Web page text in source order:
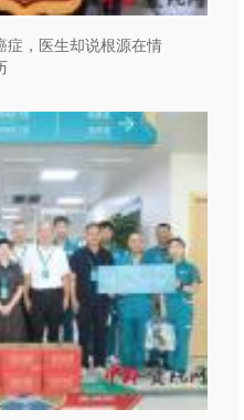
症，医生却说根源在情